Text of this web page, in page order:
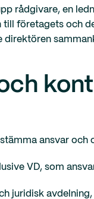
rådgivare, en
företagets och
ansvar och
VD, som
juridisk